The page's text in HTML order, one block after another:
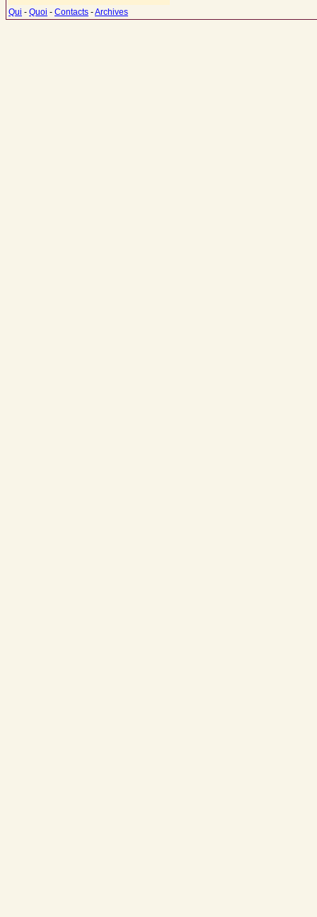
Qui - Quoi - Contacts -Archives